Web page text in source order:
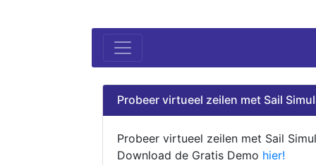
Probeer virtueel zeilen met Sail
Probeer virtueel zeilen met Sail
Download de Gratis Demo hier!